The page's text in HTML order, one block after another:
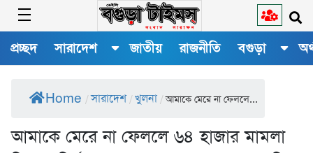
প্রচ্ছদ সারাদেশ জাতীয় রাজনীতি বগুড়া
Home / সারাদেশ / খুলনা / আমাকে মেরে না ফেললে...
আমাকে মেরে না ফেললে ৬৪ হাজার মামলা